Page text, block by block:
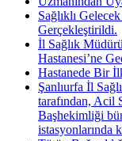
Sağlıklı
Gerçekleştirildi.
İl Sağlık
Hastanesi’ne
Hastanede Bir
Şanlıurfa İl
tarafından, Acil
Başhekimliği
istasyonlarında